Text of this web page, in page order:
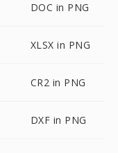
DOC in PNG
XLSX in PNG
CR2 in PNG
DXF in PNG